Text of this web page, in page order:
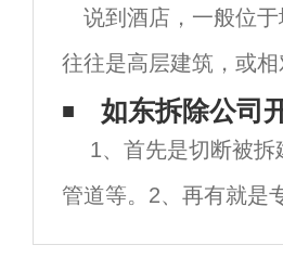
着城市化进程的加快
求日益增加。无论是
础
说到酒店，一般位
往往是高层建筑，或
筑。因此，南京酒店
作业，注意拆迁过程
城市高层建筑与周边
窄，
如东拆除公司
1、首先是切断被
管道等。2、再有就是
群众出示安民告示，